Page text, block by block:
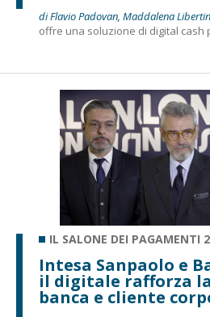
di Flavio Padovan, Maddalena
offre una soluzione di digital cash
IL SALONE DEI PAGAMENTI
Intesa Sanpaolo e
il digitale rafforza
banca e cliente